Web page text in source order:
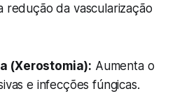
redução da vascularização
(Xerostomia): Aumenta o
e infecções fúngicas.